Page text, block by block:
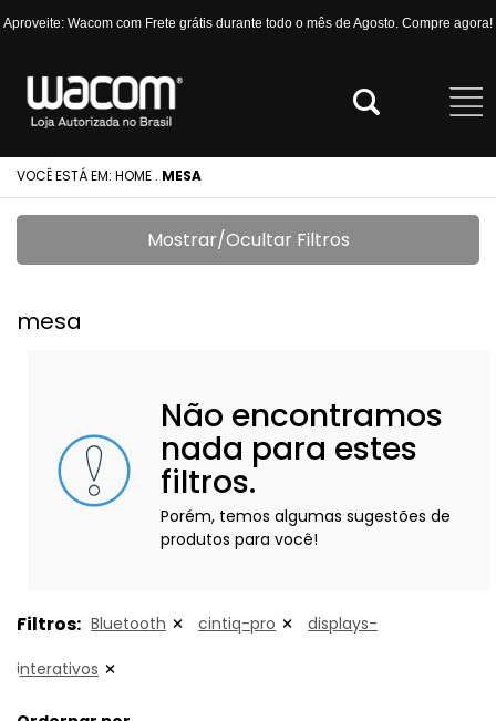
Aproveite: Wacom com Frete grátis durante todo o mês de Agosto. Compre agora!
VOCÊ ESTÁ EM: HOME . MESA
Mostrar/Ocultar Filtros
mesa
Não encontramos
nada para estes
filtros.
Porém, temos algumas sugestões de
produtos para você!
Filtros: Bluetooth cintiq-pro displays-
interativos